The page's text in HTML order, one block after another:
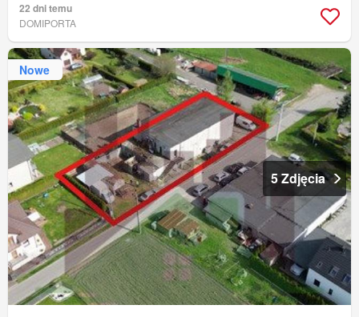
22 dni temu
DOMIPORTA
Nowe
5 Zdjęcia